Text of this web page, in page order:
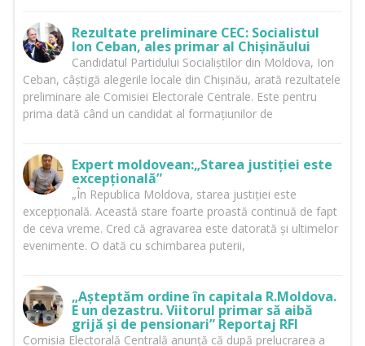
Rezultate preliminare CEC: Socialistul
Ion Ceban, ales primar al Chișinăului
Candidatul Partidului Socialiștilor din Moldova, Ion
Ceban, câștigă alegerile locale din Chișinău, arată rezultatele
preliminare ale Comisiei Electorale Centrale. Este pentru
prima dată când un candidat al formațiunilor de
Expert moldovean:„Starea justiției este
excepțională”
„În Republica Moldova, starea justiției este
excepțională. Această stare foarte proastă continuă de fapt
de ceva vreme. Cred că agravarea este datorată și ultimelor
evenimente. O dată cu schimbarea puterii,
„Așteptăm ordine în capitala R.Moldova.
E un dezastru. Viitorul primar să aibă
grijă și de pensionari” Reportaj RFI
Comisia Electorală Centrală anunță că după prelucrarea a